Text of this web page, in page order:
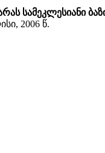
სამეკლესიანი
2006 წ.